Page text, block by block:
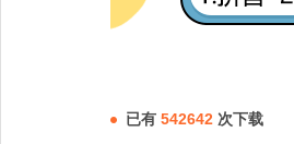
已有 542642 次下载